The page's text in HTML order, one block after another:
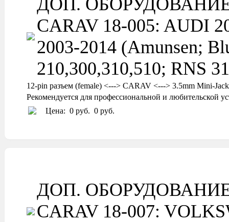
ДОП.
CARAV 18-005: AUDI
2003-2014 (Amunsen;
210,300,310,510; RNS
12-pin разъем (female) <---> CARAV <---> 3.5mm Mini-
Рекомендуется для профессиональной и любительской
Цена: 0 руб. 0 руб.
ДОП.
CARAV 18-007: